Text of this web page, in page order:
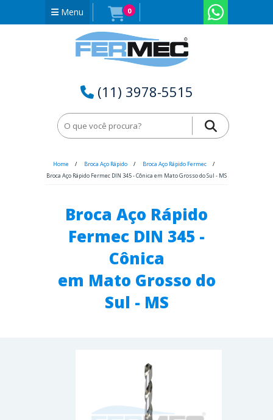
Menu 0
(11) 3978-5515
Home Broca Aço Rápido
Broca Aço Rápido Fermec
Broca Aço Rápido Fermec DIN 345 - Cônica em Mato Grosso do Sul - MS
Broca Aço Rápido
Fermec DIN 345 -
Cônica
em Mato Grosso do
Sul - MS